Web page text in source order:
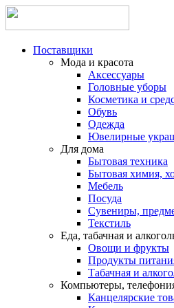
Поставщики
Мода и красота
Аксессуары
Головные уборы
Косметика и
Обувь
Одежда
Ювелирные
Для дома
Бытовая техника
Бытовая химия,
Мебель
Посуда
Сувениры,
Текстиль
Еда, табачная и
Овощи и фрукты
Продукты
Табачная и
Компьютеры,
Канцелярские